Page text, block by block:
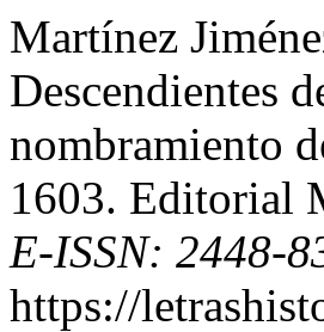
Martínez
Descendientes
nombramiento
1603. Editorial
E-ISSN: 2448-
https://